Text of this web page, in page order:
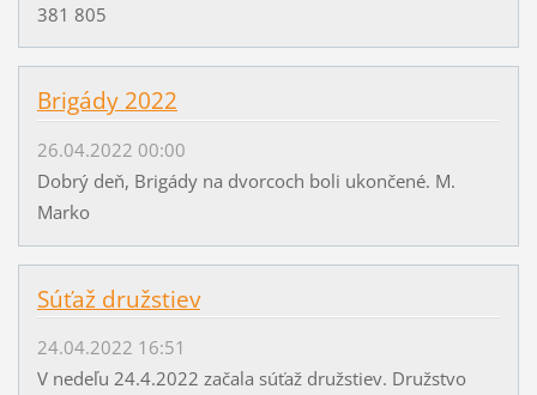
381 805
Brigády 2022
26.04.2022 00:00
Dobrý deň, Brigády na dvorcoch boli ukončené. M.
Marko
Súťaž družstiev
24.04.2022 16:51
V nedeľu 24.4.2022 začala súťaž družstiev. Družstvo